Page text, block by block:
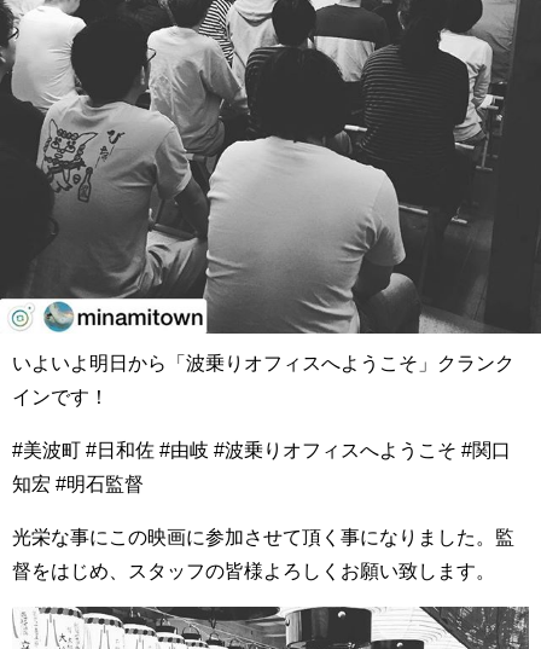
いよいよ明日から「波乗りオフィスへようこそ」クランク
インです！
#美波町 #日和佐 #由岐 #波乗りオフィスへようこそ #関口
知宏 #明石監督
光栄な事にこの映画に参加させて頂く事になりました。監
督をはじめ、スタッフの皆様よろしくお願い致します。